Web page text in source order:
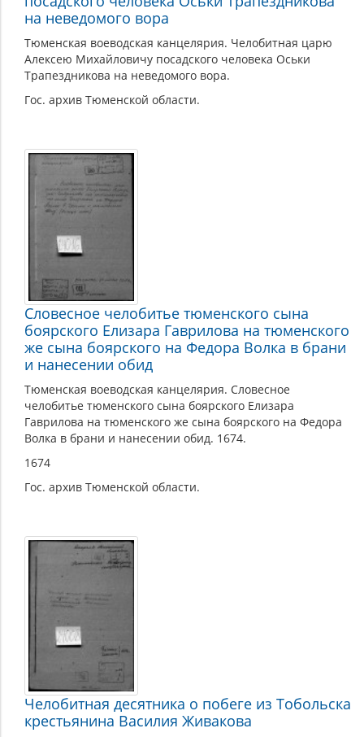
на неведомого вора
Тюменская воеводская канцелярия. Челобитная царю
Алексею Михайловичу посадского человека Оськи
Трапездникова на неведомого вора.
Гос. архив Тюменской области.
Словесное челобитье тюменского сына
боярского Елизара Гаврилова на тюменского
же сына боярского на Федора Волка в брани
и нанесении обид
Тюменская воеводская канцелярия. Словесное
челобитье тюменского сына боярского Елизара
Гаврилова на тюменского же сына боярского на Федора
Волка в брани и нанесении обид. 1674.
1674
Гос. архив Тюменской области.
Челобитная десятника о побеге из Тобольска
крестьянина Василия Живакова